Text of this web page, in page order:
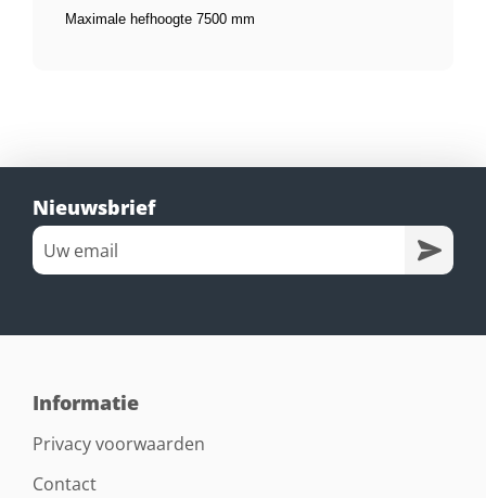
Maximale hefhoogte 7500 mm
Nieuwsbrief
Informatie
Privacy voorwaarden
Contact